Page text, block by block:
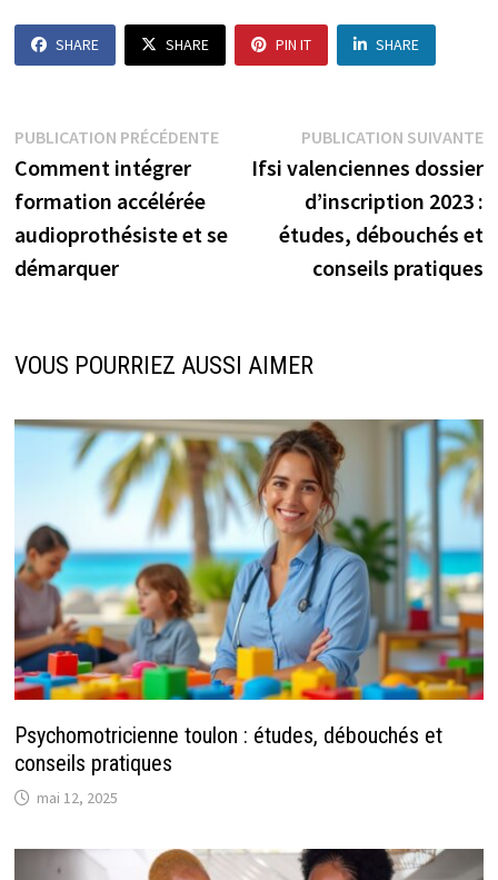
SHARE SHARE PIN IT SHARE
Navigation
de
l’article
PUBLICATION PRÉCÉDENTEPublication
précédente :
Comment intégrer
formation accélérée
audioprothésiste et se
démarquer
PUBLICATION SUIVANTE
Ifsi valenciennes dossier
d’inscription 2023 :
études, débouchés et
conseils pratiques
VOUS POURRIEZ AUSSI AIMER
Psychomotricienne toulon : études, débouchés et
conseils pratiques
mai 12, 2025